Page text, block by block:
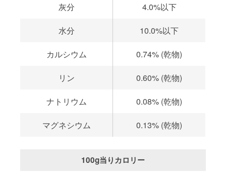
灰分 4.0%以下
水分 10.0%以下
カルシウム 0.74% (乾物)
リン 0.60% (乾物)
ナトリウム 0.08% (乾物)
マグネシウム 0.13% (乾物)
100g当りカロリー